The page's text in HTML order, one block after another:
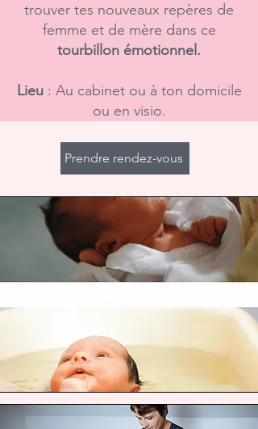
trouver tes nouveaux repères de
femme et de mère dans ce
tourbillon émotionnel.
Lieu : Au cabinet ou à ton domicile
ou en visio.
Prendre rendez-vous